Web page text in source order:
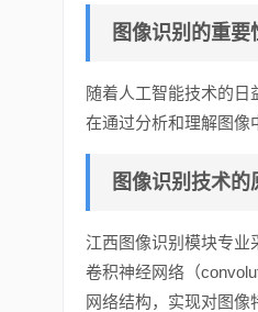
图像识别的重
随着人工智能技术的
在通过分析和理解图像
图像识别技术的
江西图像识别模块专业
卷积神经网络（
网络结构，实现对图像